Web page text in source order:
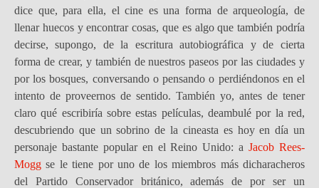
dice que, para ella, el cine es una forma de arqueología, de
llenar huecos y encontrar cosas, que es algo que también podría
decirse, supongo, de la escritura autobiográfica y de cierta
forma de crear, y también de nuestros paseos por las ciudades y
por los bosques, conversando o pensando o perdiéndonos en el
intento de proveernos de sentido. También yo, antes de tener
claro qué escribiría sobre estas películas, deambulé por la red,
descubriendo que un sobrino de la cineasta es hoy en día un
personaje bastante popular en el Reino Unido: aJacob Rees-
Moggse le tiene por uno de los miembros más dicharacheros
del Partido Conservador británico, además de por ser un